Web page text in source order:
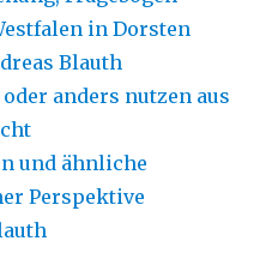
in Dorsten
Blauth
anders nutzen aus
und ähnliche
Perspektive